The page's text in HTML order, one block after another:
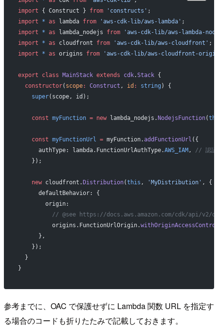
import { Construct } from 'constructs' ;
import * as lambda from 'aws-cdk-lib/aws-lambda' ;
import * as lambda_nodejs from 'aws-cdk-lib/aws-lambda-
import * as cloudfront from 'aws-cdk-lib/aws-cloudfront' ;
import * as origins from 'aws-cdk-lib/aws-cloudfront-
export class MainStack extends cdk.Stack {
  constructor
( scope: Construct , id : string ) {
    super
(scope, id);
    const
myFunction = new lambda_nodejs.NodejsFunction(
    const
myFunctionUrl = myFunction.addFunctionUrl ({
      authType: lambda.FunctionUrlAuthType.
AWS_IAM,
// 認証
    });
    new
cloudfront.Distribution(this , 'MyDistribution' , {
      defaultBehavior: {
        origin:
// @see https://docs.aws.amazon.com/cdk/api/v2/
          origins.FunctionUrlOrigin.
      },
    });
  }
}
参考までに、OAC で保護せずに Lambda 関数 URL を指定す
る場合のコードも折りたたみで記載しておきます。